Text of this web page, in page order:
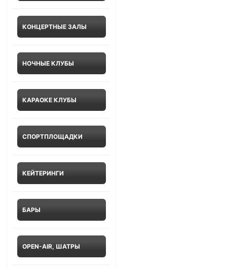
КОНЦЕРТНЫЕ ЗАЛЫ
НОЧНЫЕ КЛУБЫ
КАРАОКЕ КЛУБЫ
СПОРТПЛОЩАДКИ
КЕЙТЕРИНГИ
БАРЫ
OPEN-AIR, ШАТРЫ